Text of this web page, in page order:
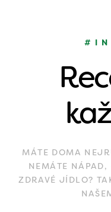
MÁTE DOMA
NEMÁTE
ZDRAVÉ JÍDLO?